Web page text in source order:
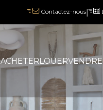
Contactez-nous
ACHETERLOUERVENDRE